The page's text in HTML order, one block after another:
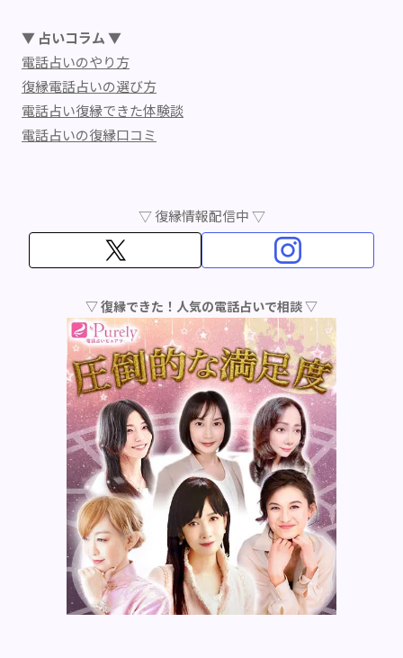
▼ 占いコラム ▼
電話占いのやり方
復縁電話占いの選び方
電話占い復縁できた体験談
電話占いの復縁口コミ
▽ 復縁情報配信中 ▽
▽ 復縁できた！人気の電話占いで相談 ▽